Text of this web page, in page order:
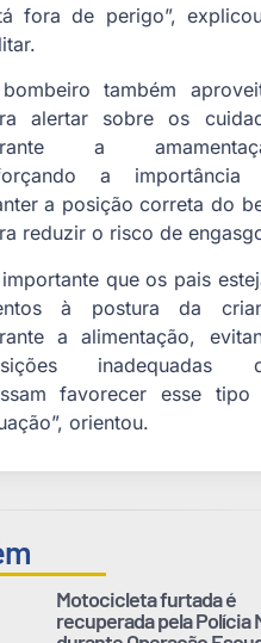
fora de perigo”,
também
alertar sobre os
a
a importância
a posição correta do
reduzir o risco de
importante que os pais
à postura da
a alimentação,
inadequadas
favorecer esse tipo
orientou.
Motocicleta furtada é
recuperada pela Polícia